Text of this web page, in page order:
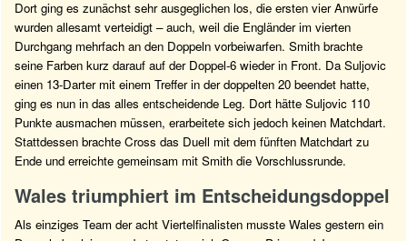
Dort ging es zunächst sehr ausgeglichen los, die ersten vier Anwürfe
wurden allesamt verteidigt – auch, weil die Engländer im vierten
Durchgang mehrfach an den Doppeln vorbeiwarfen. Smith brachte
seine Farben kurz darauf auf der Doppel-6 wieder in Front. Da Suljovic
einen 13-Darter mit einem Treffer in der doppelten 20 beendet hatte,
ging es nun in das alles entscheidende Leg. Dort hätte Suljovic 110
Punkte ausmachen müssen, erarbeitete sich jedoch keinen Matchdart.
Stattdessen brachte Cross das Duell mit dem fünften Matchdart zu
Ende und erreichte gemeinsam mit Smith die Vorschlussrunde.
Wales triumphiert im Entscheidungsdoppel
Als einziges Team der acht Viertelfinalisten musste Wales gestern ein